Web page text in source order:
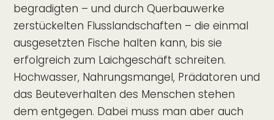
begradigten – und durch Querbauwerke
zerstückelten Flusslandschaften – die einmal
ausgesetzten Fische halten kann, bis sie
erfolgreich zum Laichgeschäft schreiten.
Hochwasser, Nahrungsmangel, Prädatoren und
das Beuteverhalten des Menschen stehen
dem entgegen. Dabei muss man aber auch